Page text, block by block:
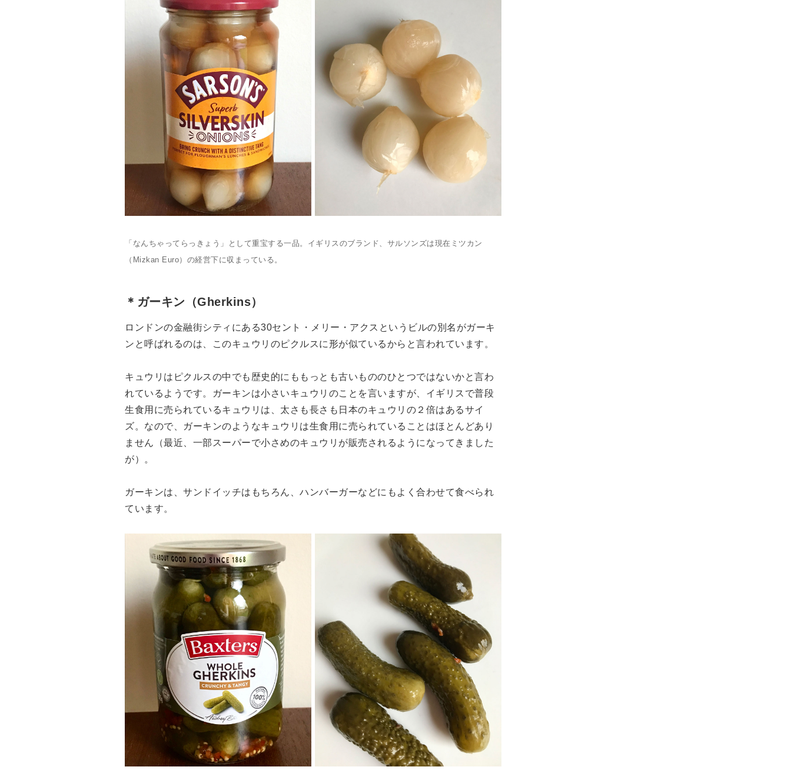
「なんちゃってらっきょう」として重宝する一品。イギリスのブランド、サルソンズは現在ミツカン
（Mizkan Euro）の経営下に収まっている。
＊ガーキン（Gherkins）
ロンドンの金融街シティにある30セント・メリー・アクスというビルの別名がガーキ
ンと呼ばれるのは、このキュウリのピクルスに形が似ているからと言われています。
キュウリはピクルスの中でも歴史的にももっとも古いもののひとつではないかと言わ
れているようです。ガーキンは小さいキュウリのことを言いますが、イギリスで普段
生食用に売られているキュウリは、太さも長さも日本のキュウリの２倍はあるサイ
ズ。なので、ガーキンのようなキュウリは生食用に売られていることはほとんどあり
ません（最近、一部スーパーで小さめのキュウリが販売されるようになってきました
が）。
ガーキンは、サンドイッチはもちろん、ハンバーガーなどにもよく合わせて食べられ
ています。